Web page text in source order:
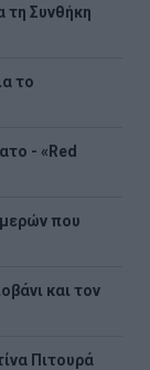
τη Συνθήκη
το
- «Red
που
και τον
Πιτουρά